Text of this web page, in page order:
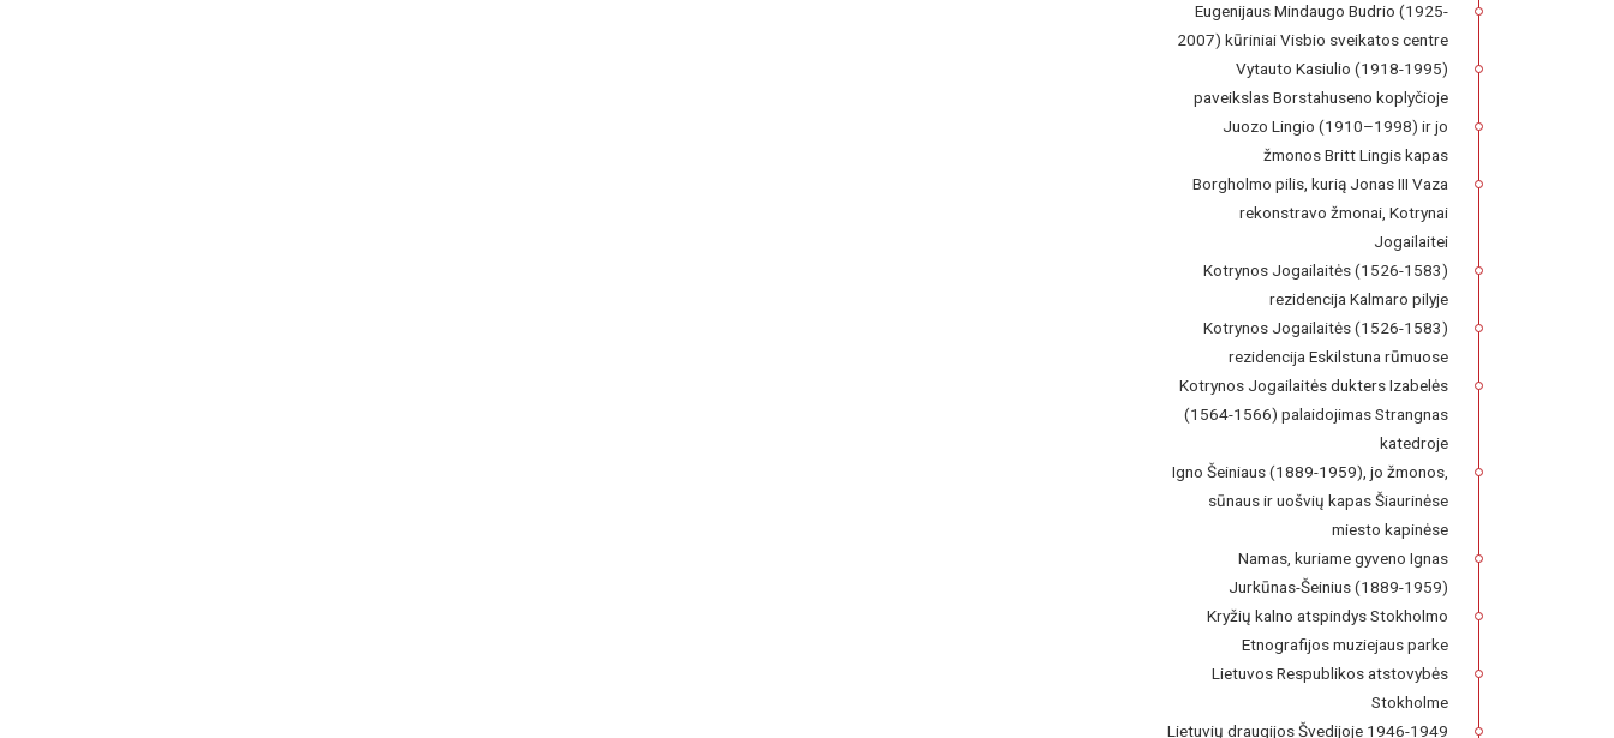
Eugenijaus Mindaugo Budrio (1925-
2007) kūriniai Visbio sveikatos centre
Vytauto Kasiulio (1918-1995)
paveikslas Borstahuseno koplyčioje
Juozo Lingio (1910–1998) ir jo
žmonos Britt Lingis kapas
Borgholmo pilis, kurią Jonas III Vaza
rekonstravo žmonai, Kotrynai
Jogailaitei
Kotrynos Jogailaitės (1526-1583)
rezidencija Kalmaro pilyje
Kotrynos Jogailaitės (1526-1583)
rezidencija Eskilstuna rūmuose
Kotrynos Jogailaitės dukters Izabelės
(1564-1566) palaidojimas Strangnas
katedroje
Igno Šeiniaus (1889-1959), jo žmonos,
sūnaus ir uošvių kapas Šiaurinėse
miesto kapinėse
Namas, kuriame gyveno Ignas
Jurkūnas-Šeinius (1889-1959)
Kryžių kalno atspindys Stokholmo
Etnografijos muziejaus parke
Lietuvos Respublikos atstovybės
Stokholme
Lietuvių draugijos Švedijoje 1946-1949